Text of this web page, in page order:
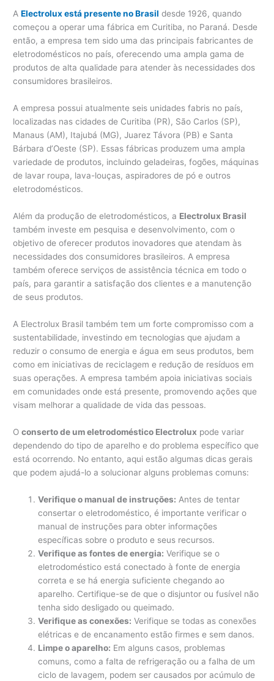
AElectrolux está presente no Brasil desde 1926, quando
começou a operar uma fábrica em Curitiba, no Paraná. Desde
então, a empresa tem sido uma das principais fabricantes de
eletrodomésticos no país, oferecendo uma ampla gama de
produtos de alta qualidade para atender às necessidades dos
consumidores brasileiros.
A empresa possui atualmente seis unidades fabris no país,
localizadas nas cidades de Curitiba (PR), São Carlos (SP),
Manaus (AM), Itajubá (MG), Juarez Távora (PB) e Santa
Bárbara d’Oeste (SP). Essas fábricas produzem uma ampla
variedade de produtos, incluindo geladeiras, fogões, máquinas
de lavar roupa, lava-louças, aspiradores de pó e outros
eletrodomésticos.
Além da produção de eletrodomésticos, a Electrolux Brasil
também investe em pesquisa e desenvolvimento, com o
objetivo de oferecer produtos inovadores que atendam às
necessidades dos consumidores brasileiros. A empresa
também oferece serviços de assistência técnica em todo o
país, para garantir a satisfação dos clientes e a manutenção
de seus produtos.
A Electrolux Brasil também tem um forte compromisso com a
sustentabilidade, investindo em tecnologias que ajudam a
reduzir o consumo de energia e água em seus produtos, bem
como em iniciativas de reciclagem e redução de resíduos em
suas operações. A empresa também apoia iniciativas sociais
em comunidades onde está presente, promovendo ações que
visam melhorar a qualidade de vida das pessoas.
Oconserto de um eletrodoméstico Electrolux pode variar
dependendo do tipo de aparelho e do problema específico que
está ocorrendo. No entanto, aqui estão algumas dicas gerais
que podem ajudá-lo a solucionar alguns problemas comuns:
Verifique o manual de instruções: Antes de tentar
consertar o eletrodoméstico, é importante verificar o
manual de instruções para obter informações
específicas sobre o produto e seus recursos.
Verifique as fontes de energia: Verifique se o
eletrodoméstico está conectado à fonte de energia
correta e se há energia suficiente chegando ao
aparelho. Certifique-se de que o disjuntor ou fusível não
tenha sido desligado ou queimado.
Verifique as conexões: Verifique se todas as conexões
elétricas e de encanamento estão firmes e sem danos.
Limpe o aparelho: Em alguns casos, problemas
comuns, como a falta de refrigeração ou a falha de um
ciclo de lavagem, podem ser causados ​​por acúmulo de